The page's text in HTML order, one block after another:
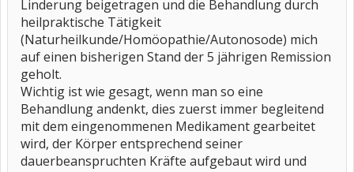
Linderung beigetragen und die Behandlung durch
heilpraktische Tätigkeit
(Naturheilkunde/Homöopathie/Autonosode) mich
auf einen bisherigen Stand der 5 jährigen Remission
geholt.
Wichtig ist wie gesagt, wenn man so eine
Behandlung andenkt, dies zuerst immer begleitend
mit dem eingenommenen Medikament gearbeitet
wird, der Körper entsprechend seiner
dauerbeanspruchten Kräfte aufgebaut wird und